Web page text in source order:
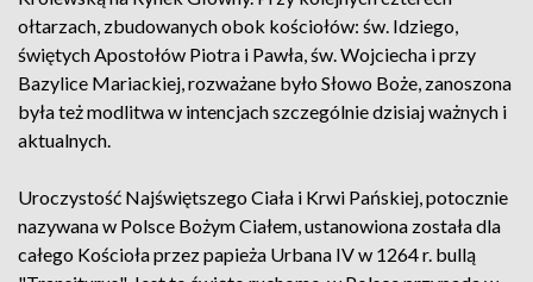
ołtarzach, zbudowanych obok kościołów: św. Idziego,
świętych Apostołów Piotra i Pawła, św. Wojciecha i przy
Bazylice Mariackiej, rozważane było Słowo Boże, zanoszona
była też modlitwa w intencjach szczególnie dzisiaj ważnych i
aktualnych.
Uroczystość Najświętszego Ciała i Krwi Pańskiej, potocznie
nazywana w Polsce Bożym Ciałem, ustanowiona została dla
całego Kościoła przez papieża Urbana IV w 1264 r. bullą